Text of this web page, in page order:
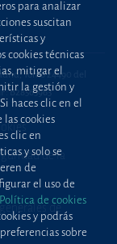
Tomo 24490 del
B28563963
de la
de
para analizar
suscitan
y
cookies técnicas
mitigar el
la gestión y
haces clic en el
las cookies
clic en
y solo se
de
el uso de
Política de cookies
y podrás
sobre